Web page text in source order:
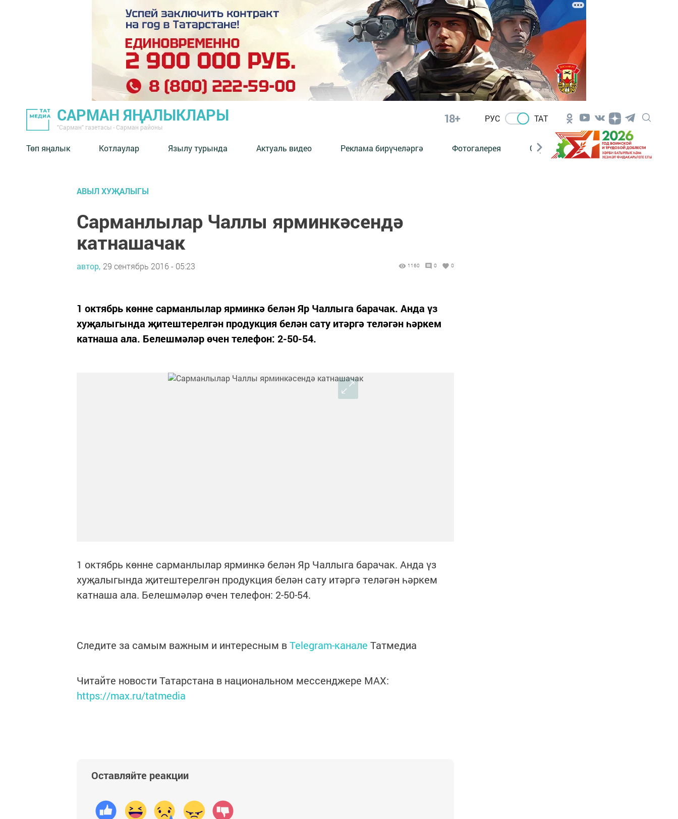
САРМАН ЯҢАЛЫКЛАРЫ
"Сарман" газетасы - Сарман районы
18+ РУС ТАТ
Төп яңалык Котлаулар Язылу турында Актуаль видео Реклама бирүчеләргә Фотогалерея Сораштыру
АВЫЛ ХУҖАЛЫГЫ
Сарманлылар Чаллы ярминкәсендә
катнашачак
автор, 29 сентябрь 2016 - 05:23 1160 0 0
1 октябрь көнне сарманлылар ярминкә белән Яр Чаллыга барачак. Анда үз
хуҗалыгында җитештерелгән продукция белән сату итәргә теләгән һәркем
катнаша ала. Белешмәләр өчен телефон: 2-50-54.
1 октябрь көнне сарманлылар ярминкә белән Яр Чаллыга барачак. Анда үз
хуҗалыгында җитештерелгән продукция белән сату итәргә теләгән һәркем
катнаша ала. Белешмәләр өчен телефон: 2-50-54.
Следите за самым важным и интересным вTelegram-канале Татмедиа
Читайте новости Татарстана в национальном мессенджере MАХ:
https://max.ru/tatmedia
Оставляйте реакции